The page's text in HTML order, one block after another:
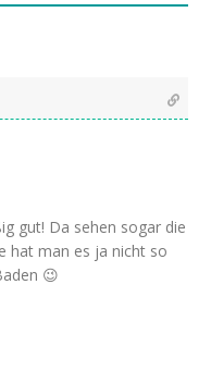
gut! Da sehen sogar die
hat man es ja nicht so
😉